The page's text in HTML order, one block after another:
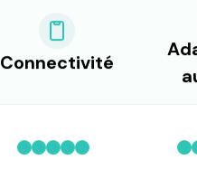
Connectivité